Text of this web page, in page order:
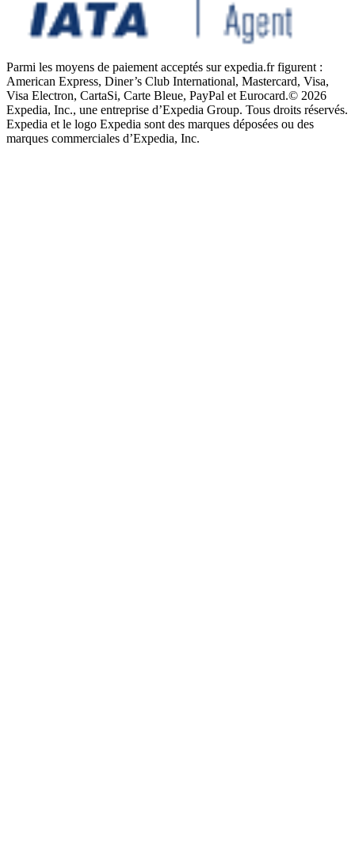
Parmi les moyens de paiement acceptés sur expedia.fr figurent :
American Express, Diner’s Club International, Mastercard, Visa,
Visa Electron, CartaSi, Carte Bleue, PayPal et Eurocard.© 2026
Expedia, Inc., une entreprise d’Expedia Group. Tous droits réservés.
Expedia et le logo Expedia sont des marques déposées ou des
marques commerciales d’Expedia, Inc.